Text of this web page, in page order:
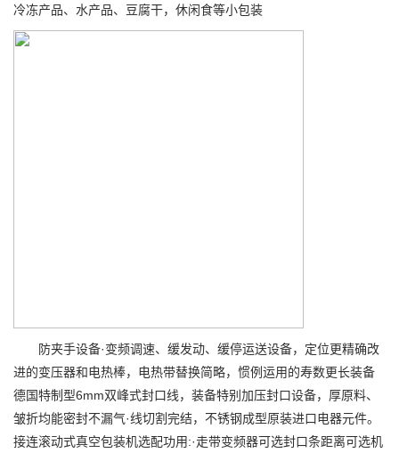
冷冻产品、水产品、豆腐干，休闲食等小包装
防夹手设备·变频调速、缓发动、缓停运送设备，定位更精确改
进的变压器和电热棒，电热带替换简略，惯例运用的寿数更长装备
德国特制型6mm双峰式封口线，装备特别加压封口设备，厚原料、
皱折均能密封不漏气·线切割完结，不锈钢成型原装进口电器元件。
接连滚动式真空包装机选配功用:·走带变频器可选封口条距离可选机